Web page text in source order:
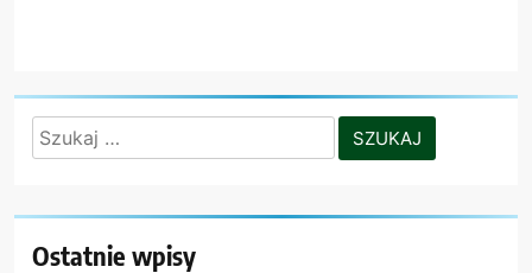
Szukaj:
Ostatnie wpisy